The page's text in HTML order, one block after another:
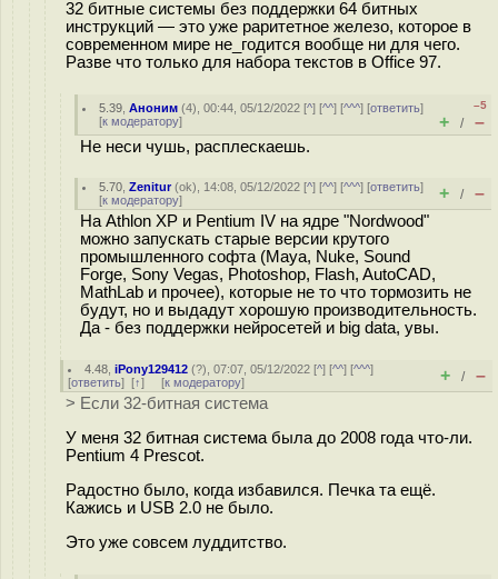
32 битные системы без поддержки 64 битных
инструкций — это уже раритетное железо, которое в
современном мире не_годится вообще ни для чего.
Разве что только для набора текстов в Office 97.
5.39 ,Аноним (4), 00:44, 05/12/2022 [^] [^^] [^^^] [ответить]
[к модератору]
–5
+ / –
Не неси чушь, расплескаешь.
5.70 ,Zenitur(ok), 14:08, 05/12/2022 [^] [^^] [^^^] [ответить]
[к модератору] + / –
На Athlon XP и Pentium IV на ядре "Nordwood"
можно запускать старые версии крутого
промышленного софта (Maya, Nuke, Sound
Forge, Sony Vegas, Photoshop, Flash, AutoCAD,
MathLab и прочее), которые не то что тормозить не
будут, но и выдадут хорошую производительность.
Да - без поддержки нейросетей и big data, увы.
4.48 ,iPony129412 (?), 07:07, 05/12/2022 [^] [^^] [^^^]
[ответить] [↑] [к модератору] + / –
> Если 32-битная система
У меня 32 битная система была до 2008 года что-ли.
Pentium 4 Prescot.
Радостно было, когда избавился. Печка та ещё.
Кажись и USB 2.0 не было.
Это уже совсем луддитство.